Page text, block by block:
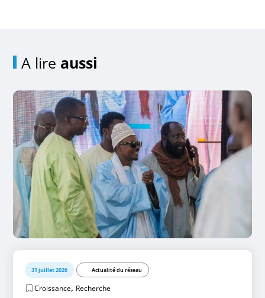
A lire aussi
31 juillet 2026 Actualité du réseau
Croissance, Recherche